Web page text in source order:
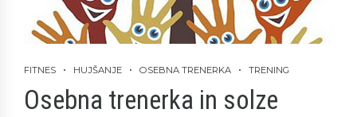
FITNES HUJŠANJE OSEBNA TRENERKA TRENING
Osebna trenerka in solze